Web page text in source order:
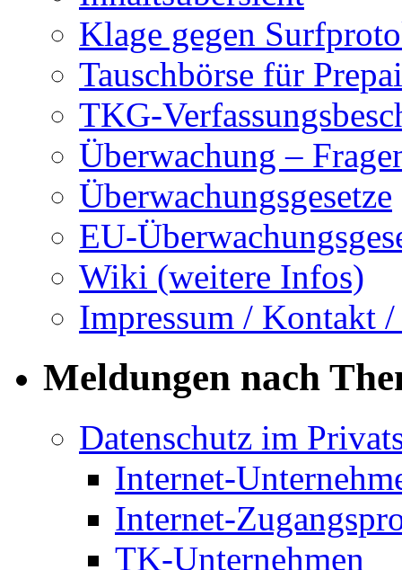
Klage gegen
Tauschbörse für
TKG-
Überwachung –
Überwachungsgesetze
EU-
Wiki (weitere Infos)
Impressum / Kontakt
Meldungen nach
Datenschutz im
Internet-
Internet-
TK-Unternehmen